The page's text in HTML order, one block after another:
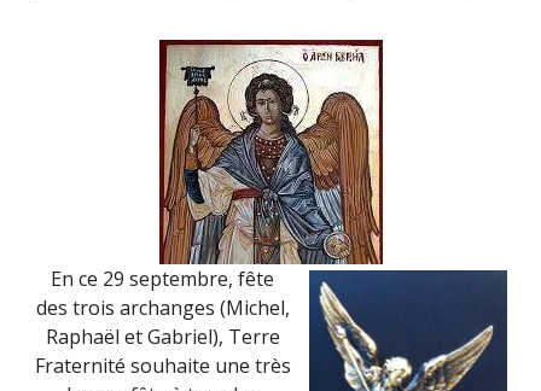
En ce 29 septembre, fête
des trois archanges (Michel,
Raphaël et Gabriel), Terre
Fraternité souhaite une très